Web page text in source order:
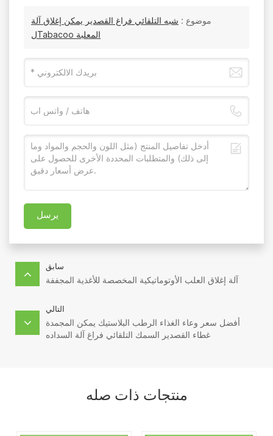
موضوع : شبه التلقائي فراغ القصدير يمكن إغلاق آلة
لTabacoo المعلبة
يرسل
سابق
آلة إغلاق العلب الأوتوماتيكية المخصصة للأغذية المجففة
التالي
أفضل سعر وعاء الغذاء الرطب البلاستيك يمكن المجمدة
غطاء القصدير السمك التلقائي فراغ آلة السداده
منتجات ذات صله